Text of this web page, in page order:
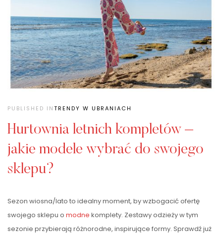
PUBLISHED INTRENDY W UBRANIACH
Hurtownia letnich kompletów –
jakie modele wybrać do swojego
sklepu?
Sezon wiosna/lato to idealny moment, by wzbogacić ofertę
swojego sklepu o modne komplety. Zestawy odzieży w tym
sezonie przybierają różnorodne, inspirujące formy. Sprawdź już